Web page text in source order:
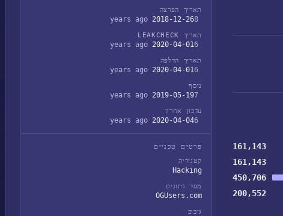
161,143
161,143
450,706
200,552
תאריך הפרצה
2018-12-268 years ago
תאריך LEAKCHECK
2020-04-016 years ago
תאריך הדלפה
2020-04-016 years ago
נוסף
2019-05-197 years ago
עדכון אחרון
2020-04-046 years ago
פרטים טכניים
קטגוריה
Hacking
מסד נתונים
OGUsers.com
גיבוב